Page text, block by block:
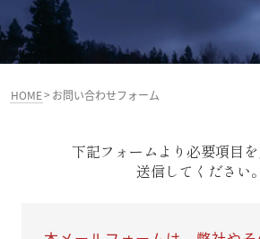
HOME> お問い合わせフォーム
下記フォームより必要項目を
送信してください。